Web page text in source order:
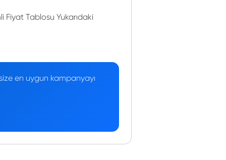
Fiyat Tablosu Yukarıdaki
en uygun kampanyayı